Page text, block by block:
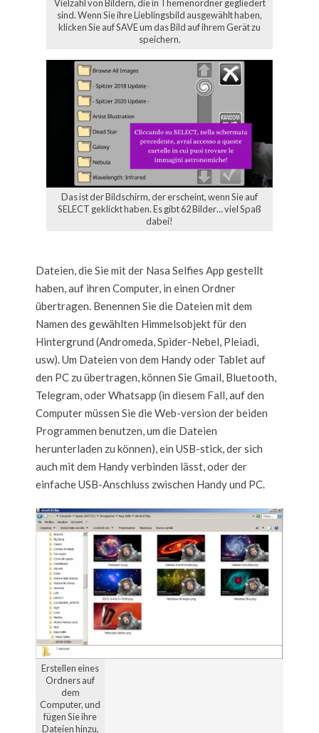
Vielzahl von Bildern, die in Themenordner gegliedert
sind. Wenn Sie ihre Lieblingsbild ausgewählt haben,
klicken Sie auf SAVE um das Bild auf ihrem Gerät zu
speichern.
Das ist der Bildschirm, der erscheint, wenn Sie auf
SELECT geklickt haben. Es gibt 62 Bilder… viel Spaß
dabei!
Dateien, die Sie mit der Nasa Selfies App gestellt
haben, auf ihren Computer, in einen Ordner
übertragen. Benennen Sie die Dateien mit dem
Namen des gewählten Himmelsobjekt für den
Hintergrund (Andromeda, Spider-Nebel, Pleiadi,
usw). Um Dateien von dem Handy oder Tablet auf
den PC zu übertragen, können Sie Gmail, Bluetooth,
Telegram, oder Whatsapp (in diesem Fall, auf den
Computer müssen Sie die Web-version der beiden
Programmen benutzen, um die Dateien
herunterladen zu können), ein USB-stick, der sich
auch mit dem Handy verbinden lässt, oder der
einfache USB-Anschluss zwischen Handy und PC.
Erstellen eines
Ordners auf
dem
Computer, und
fügen Sie ihre
Dateien hinzu,